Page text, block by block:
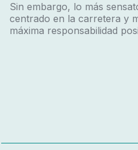
Sin embargo, lo más
centrado en la carretera y
máxima responsabilidad